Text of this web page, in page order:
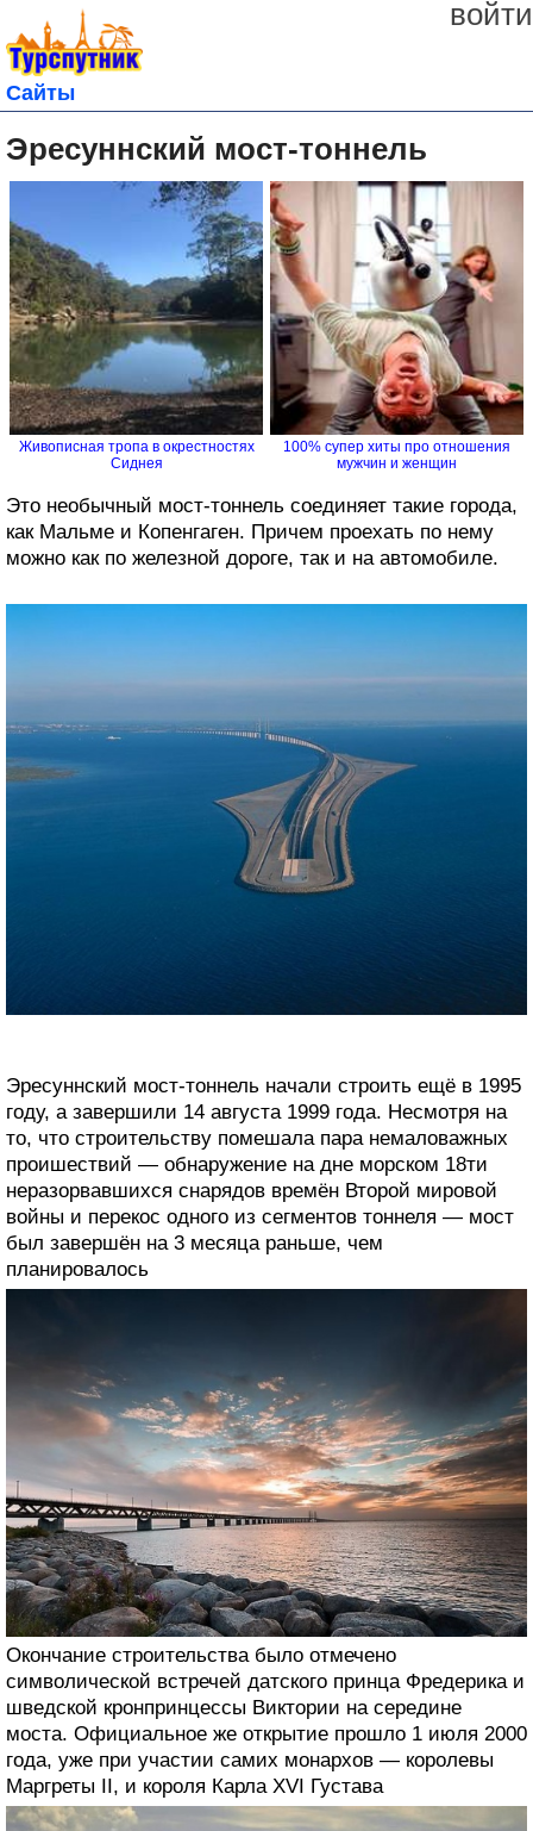
войти
Сайты
Эресуннский мост-тоннель
Живописная тропа в окрестностях
Сиднея
100% супер хиты про отношения
мужчин и женщин
Это необычный мост-тоннель соединяет такие города,
как Мальме и Копенгаген. Причем проехать по нему
можно как по железной дороге, так и на автомобиле.
Эресуннский мост-тоннель начали строить ещё в 1995
году, а завершили 14 августа 1999 года. Несмотря на
то, что строительству помешала пара немаловажных
проишествий — обнаружение на дне морском 18ти
неразорвавшихся снарядов времён Второй мировой
войны и перекос одного из сегментов тоннеля — мост
был завершён на 3 месяца раньше, чем
планировалось
Окончание строительства было отмечено
символической встречей датского принца Фредерика и
шведской кронпринцессы Виктории на середине
моста. Официальное же открытие прошло 1 июля 2000
года, уже при участии самих монархов — королевы
Маргреты II, и короля Карла XVI Густава